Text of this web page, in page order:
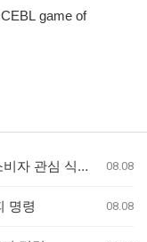
game of
미국 주류, 캐나다 판매대로 돌아올까? 소비자 관심 식었나 08.08
명령 08.08